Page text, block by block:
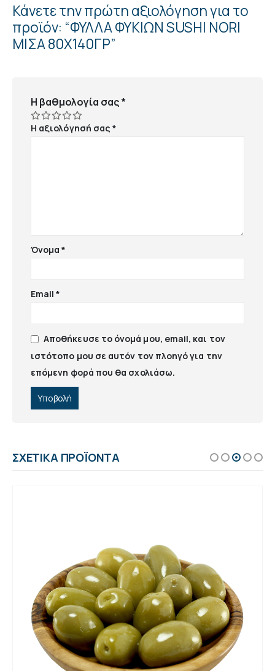
Κάνετε την πρώτη αξιολόγηση για το
προϊόν: “ΦΥΛΛΑ ΦΥΚΙΩΝ SUSHI NORI
ΜΙΣΑ 80Χ140ΓΡ”
Η βαθμολογία σας*
Η αξιολόγησή σας*
Όνομα*
Email*
Αποθήκευσε το όνομά μου, email, και τον
ιστότοπο μου σε αυτόν τον πλοηγό για την
επόμενη φορά που θα σχολιάσω.
ΣΧΕΤΙΚΆ ΠΡΟΪΌΝΤΑ